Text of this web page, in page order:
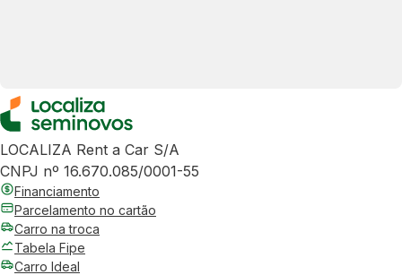
LOCALIZA Rent a Car S/A
CNPJ nº 16.670.085/0001-55
Financiamento
Parcelamento no cartão
Carro na troca
Tabela Fipe
Carro Ideal